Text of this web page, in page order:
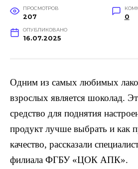
ПРОСМОТРОВ
207 0
ОПУБЛИКОВАНО
16.07.2025
Одним из самых любимых
взрослых является шоколад.
средство для поднятия
продукт лучше выбрать и как
качество, рассказали
филиала ФГБУ «ЦОК АПК».